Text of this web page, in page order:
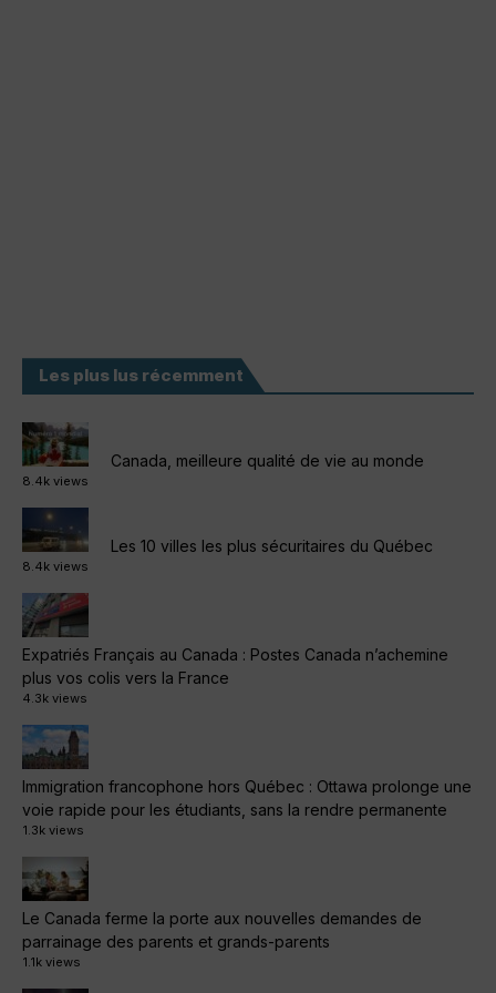
Les plus lus récemment
Canada, meilleure qualité de vie au monde
8.4k views
Les 10 villes les plus sécuritaires du Québec
8.4k views
Expatriés Français au Canada : Postes Canada n’achemine
plus vos colis vers la France
4.3k views
Immigration francophone hors Québec : Ottawa prolonge une
voie rapide pour les étudiants, sans la rendre permanente
1.3k views
Le Canada ferme la porte aux nouvelles demandes de
parrainage des parents et grands-parents
1.1k views